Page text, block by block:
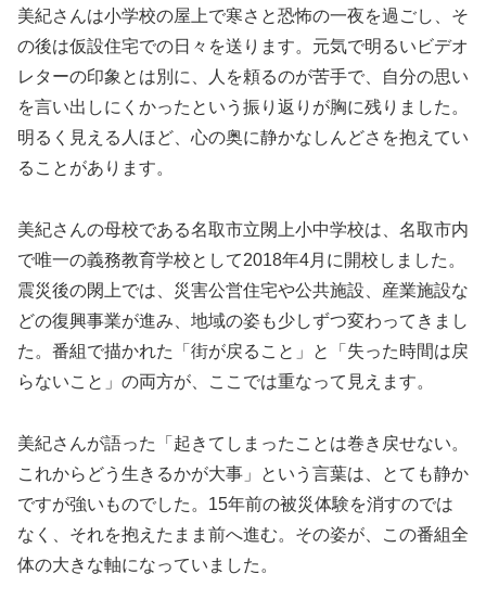
美紀さんは小学校の屋上で寒さと恐怖の一夜を過ごし、そ
の後は仮設住宅での日々を送ります。元気で明るいビデオ
レターの印象とは別に、人を頼るのが苦手で、自分の思い
を言い出しにくかったという振り返りが胸に残りました。
明るく見える人ほど、心の奥に静かなしんどさを抱えてい
ることがあります。
美紀さんの母校である名取市立閖上小中学校は、名取市内
で唯一の義務教育学校として2018年4月に開校しました。
震災後の閖上では、災害公営住宅や公共施設、産業施設な
どの復興事業が進み、地域の姿も少しずつ変わってきまし
た。番組で描かれた「街が戻ること」と「失った時間は戻
らないこと」の両方が、ここでは重なって見えます。
美紀さんが語った「起きてしまったことは巻き戻せない。
これからどう生きるかが大事」という言葉は、とても静か
ですが強いものでした。15年前の被災体験を消すのでは
なく、それを抱えたまま前へ進む。その姿が、この番組全
体の大きな軸になっていました。